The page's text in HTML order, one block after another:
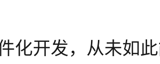
化开发，从未如